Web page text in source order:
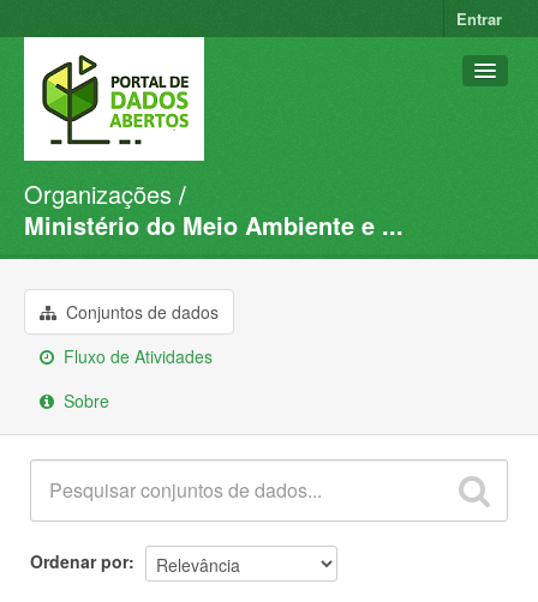
Entrar
Conjuntos de dados
Organizações
Sobre
Organizações
Ministério do Meio Ambiente e ...
Conjuntos de dados
Fluxo de Atividades
Sobre
Ordenar por